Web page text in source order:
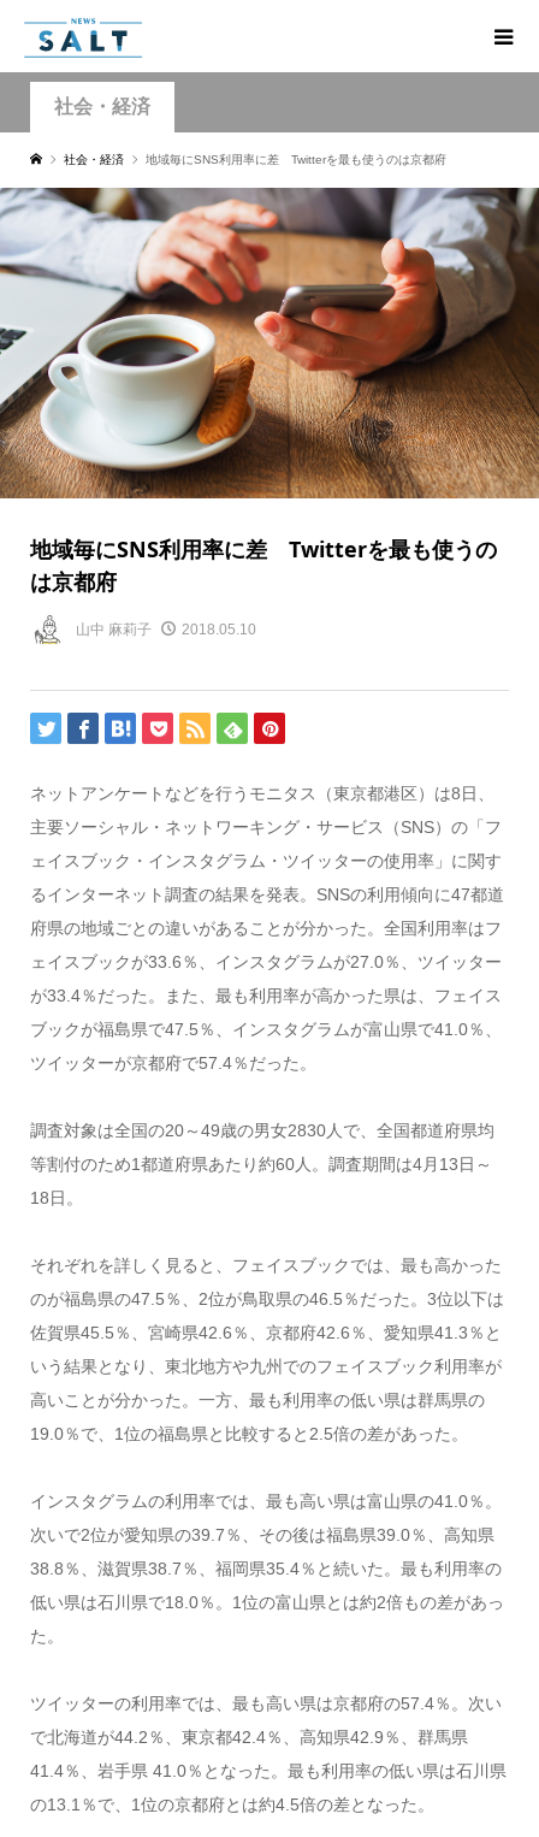
社会・経済
社会・経済 地域毎にSNS利用率に差 Twitterを最も使うのは京都府
地域毎にSNS利用率に差 Twitterを最も使うの
は京都府
山中 麻莉子 2018.05.10
ネットアンケートなどを行うモニタス（東京都港区）は8日、
主要ソーシャル・ネットワーキング・サービス（SNS）の「フ
ェイスブック・インスタグラム・ツイッターの使用率」に関す
るインターネット調査の結果を発表。SNSの利用傾向に47都道
府県の地域ごとの違いがあることが分かった。全国利用率はフ
ェイスブックが33.6％、インスタグラムが27.0％、ツイッター
が33.4％だった。また、最も利用率が高かった県は、フェイス
ブックが福島県で47.5％、インスタグラムが富山県で41.0％、
ツイッターが京都府で57.4％だった。
調査対象は全国の20～49歳の男女2830人で、全国都道府県均
等割付のため1都道府県あたり約60人。調査期間は4月13日～
18日。
それぞれを詳しく見ると、フェイスブックでは、最も高かった
のが福島県の47.5％、2位が鳥取県の46.5％だった。3位以下は
佐賀県45.5％、宮崎県42.6％、京都府42.6％、愛知県41.3％と
いう結果となり、東北地方や九州でのフェイスブック利用率が
高いことが分かった。一方、最も利用率の低い県は群馬県の
19.0％で、1位の福島県と比較すると2.5倍の差があった。
インスタグラムの利用率では、最も高い県は富山県の41.0％。
次いで2位が愛知県の39.7％、その後は福島県39.0％、高知県
38.8％、滋賀県38.7％、福岡県35.4％と続いた。最も利用率の
低い県は石川県で18.0％。1位の富山県とは約2倍もの差があっ
た。
ツイッターの利用率では、最も高い県は京都府の57.4％。次い
で北海道が44.2％、東京都42.4％、高知県42.9％、群馬県
41.4％、岩手県 41.0％となった。最も利用率の低い県は石川県
の13.1％で、1位の京都府とは約4.5倍の差となった。